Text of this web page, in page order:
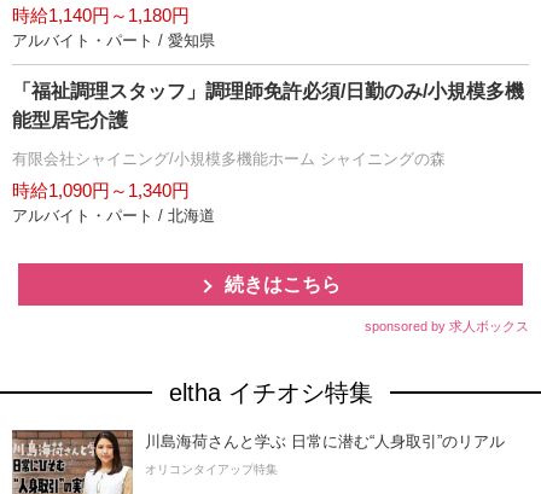
時給1,140円～1,180円
アルバイト・パート / 愛知県
「福祉調理スタッフ」調理師免許必須/日勤のみ/小規模多機
能型居宅介護
有限会社シャイニング/小規模多機能ホーム シャイニングの森
時給1,090円～1,340円
アルバイト・パート / 北海道
続きはこちら
sponsored by 求人ボックス
eltha イチオシ特集
川島海荷さんと学ぶ 日常に潜む“人身取引”のリアル
オリコンタイアップ特集